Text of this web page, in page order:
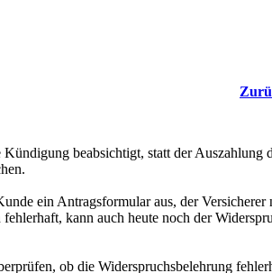
beabsichtigt, statt der Auszahlung
ein Antragsformular aus, der Versicherer
kann auch heute noch der
ob die Widerspruchsbelehrung